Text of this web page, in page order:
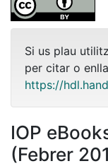
Si us plau
per citar o
https://
IOP
(Febrer